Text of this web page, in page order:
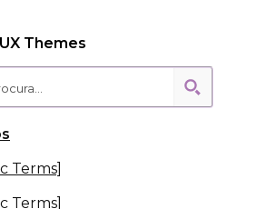
UX Themes
Terms]
Terms]